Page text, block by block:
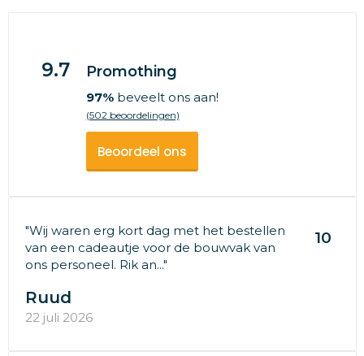
9.7 Promothing
97%beveelt ons aan!
(502 beoordelingen)
Beoordeel ons
"Wij waren erg kort dag met het bestellen
van een cadeautje voor de bouwvak van
ons personeel. Rik an..."
10
Ruud
22 juli 2026